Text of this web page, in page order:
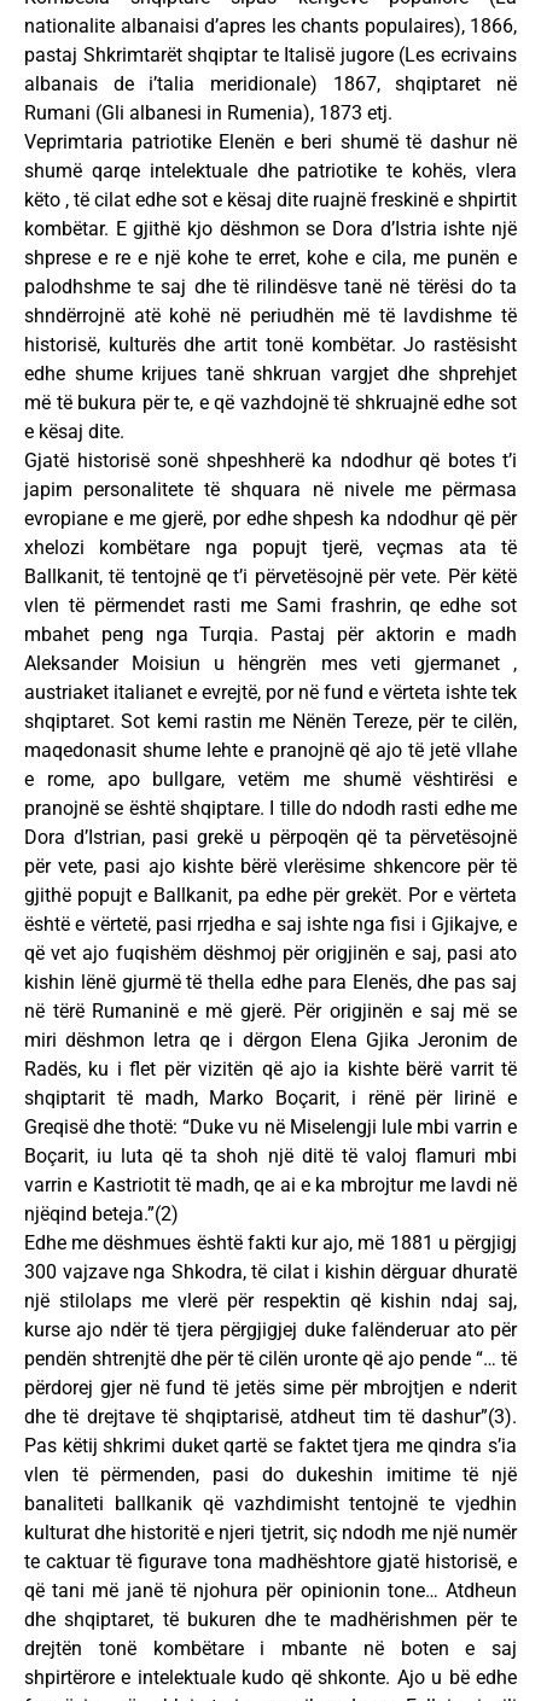
nationalite albanaisi d’apres les chants populaires), 1866,
pastaj Shkrimtarët shqiptar te Italisë jugore (Les ecrivains
albanais de i’talia meridionale) 1867, shqiptaret në
Rumani (Gli albanesi in Rumenia), 1873 etj.
Veprimtaria patriotike Elenën e beri shumë të dashur në
shumë qarqe intelektuale dhe patriotike te kohës, vlera
këto , të cilat edhe sot e kësaj dite ruajnë freskinë e shpirtit
kombëtar. E gjithë kjo dëshmon se Dora d’Istria ishte një
shprese e re e një kohe te erret, kohe e cila, me punën e
palodhshme te saj dhe të rilindësve tanë në tërësi do ta
shndërrojnë atë kohë në periudhën më të lavdishme të
historisë, kulturës dhe artit tonë kombëtar. Jo rastësisht
edhe shume krijues tanë shkruan vargjet dhe shprehjet
më të bukura për te, e që vazhdojnë të shkruajnë edhe sot
e kësaj dite.
Gjatë historisë sonë shpeshherë ka ndodhur që botes t’i
japim personalitete të shquara në nivele me përmasa
evropiane e me gjerë, por edhe shpesh ka ndodhur që për
xhelozi kombëtare nga popujt tjerë, veçmas ata të
Ballkanit, të tentojnë qe t’i përvetësojnë për vete. Për këtë
vlen të përmendet rasti me Sami frashrin, qe edhe sot
mbahet peng nga Turqia. Pastaj për aktorin e madh
Aleksander Moisiun u hëngrën mes veti gjermanet ,
austriaket italianet e evrejtë, por në fund e vërteta ishte tek
shqiptaret. Sot kemi rastin me Nënën Tereze, për te cilën,
maqedonasit shume lehte e pranojnë që ajo të jetë vllahe
e rome, apo bullgare, vetëm me shumë vështirësi e
pranojnë se është shqiptare. I tille do ndodh rasti edhe me
Dora d’Istrian, pasi grekë u përpoqën që ta përvetësojnë
për vete, pasi ajo kishte bërë vlerësime shkencore për të
gjithë popujt e Ballkanit, pa edhe për grekët. Por e vërteta
është e vërtetë, pasi rrjedha e saj ishte nga fisi i Gjikajve, e
që vet ajo fuqishëm dëshmoj për origjinën e saj, pasi ato
kishin lënë gjurmë të thella edhe para Elenës, dhe pas saj
në tërë Rumaninë e më gjerë. Për origjinën e saj më se
miri dëshmon letra qe i dërgon Elena Gjika Jeronim de
Radës, ku i flet për vizitën që ajo ia kishte bërë varrit të
shqiptarit të madh, Marko Boçarit, i rënë për lirinë e
Greqisë dhe thotë: “Duke vu në Miselengji lule mbi varrin e
Boçarit, iu luta që ta shoh një ditë të valoj flamuri mbi
varrin e Kastriotit të madh, qe ai e ka mbrojtur me lavdi në
njëqind beteja.”(2)
Edhe me dëshmues është fakti kur ajo, më 1881 u përgjigj
300 vajzave nga Shkodra, të cilat i kishin dërguar dhuratë
një stilolaps me vlerë për respektin që kishin ndaj saj,
kurse ajo ndër të tjera përgjigjej duke falënderuar ato për
pendën shtrenjtë dhe për të cilën uronte që ajo pende “… të
përdorej gjer në fund të jetës sime për mbrojtjen e nderit
dhe të drejtave të shqiptarisë, atdheut tim të dashur”(3).
Pas këtij shkrimi duket qartë se faktet tjera me qindra s’ia
vlen të përmenden, pasi do dukeshin imitime të një
banaliteti ballkanik që vazhdimisht tentojnë te vjedhin
kulturat dhe historitë e njeri tjetrit, siç ndodh me një numër
te caktuar të figurave tona madhështore gjatë historisë, e
që tani më janë të njohura për opinionin tone… Atdheun
dhe shqiptaret, të bukuren dhe te madhërishmen për te
drejtën tonë kombëtare i mbante në boten e saj
shpirtërore e intelektuale kudo që shkonte. Ajo u bë edhe